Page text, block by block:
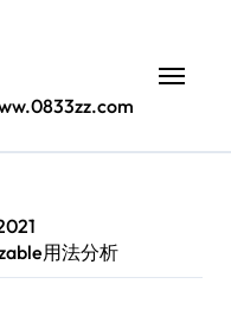
用法分析